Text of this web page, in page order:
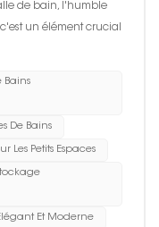
de bain, l'humble
un élément crucial
Bains
De Bains
Les Petits Espaces
Et Moderne